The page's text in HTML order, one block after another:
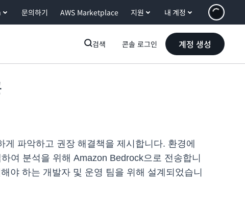
문의하기 AWS Marketplace 지원 내 계정
검색 콘솔 로그인 계정 생성
파악하고 권장 해결책을 제시합니다. 환경에
여 분석을 위해 Amazon Bedrock으로 전송합니
야 하는 개발자 및 운영 팀을 위해 설계되었습니